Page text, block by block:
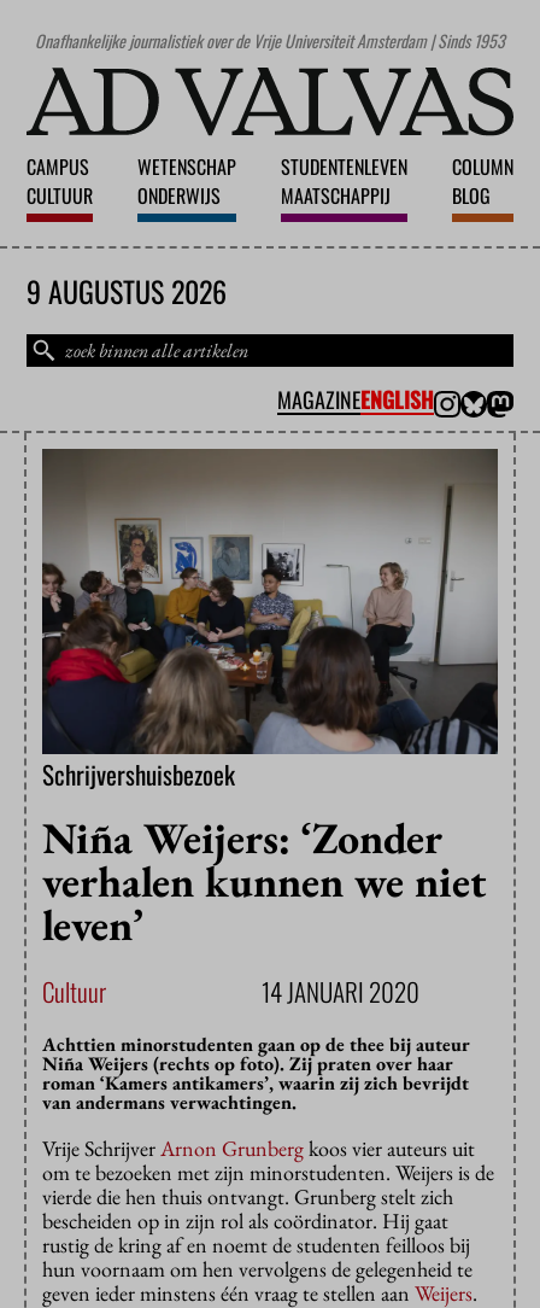
Onafhankelijke journalistiek over de Vrije Universiteit Amsterdam | Sinds 1953
CAMPUS
CULTUUR
WETENSCHAP
ONDERWIJS
STUDENTENLEVEN
MAATSCHAPPIJ
COLUMN
BLOG
9 AUGUSTUS 2026
MAGAZINEENGLISH
Schrijvershuisbezoek
Niña Weijers: ‘Zonder
verhalen kunnen we niet
leven’
Cultuur 14 JANUARI 2020
Achttien minorstudenten gaan op de thee bij auteur
Niña Weijers (rechts op foto). Zij praten over haar
roman ‘Kamers antikamers’, waarin zij zich bevrijdt
van andermans verwachtingen.
Vrije Schrijver Arnon Grunbergkoos vier auteurs uit
om te bezoeken met zijn minorstudenten. Weijers is de
vierde die hen thuis ontvangt. Grunberg stelt zich
bescheiden op in zijn rol als coördinator. Hij gaat
rustig de kring af en noemt de studenten feilloos bij
hun voornaam om hen vervolgens de gelegenheid te
geven ieder minstens één vraag te stellen aan Weijers.